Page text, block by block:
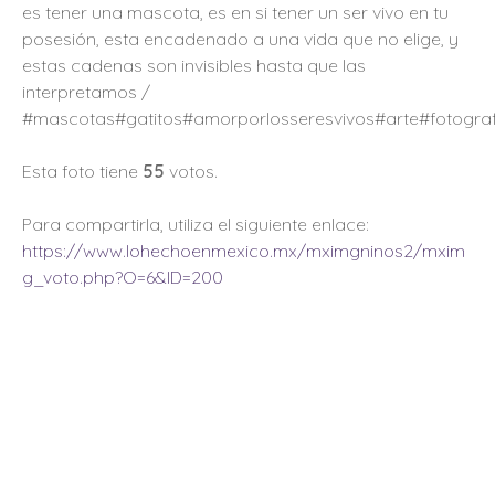
es tener una mascota, es en si tener un ser vivo en tu
posesión, esta encadenado a una vida que no elige, y
estas cadenas son invisibles hasta que las
interpretamos /
Esta foto tiene 55 votos.
Para compartirla, utiliza el siguiente enlace:
https://www.lohechoenmexico.mx/mximgninos2/mxim
g_voto.php?O=6&ID=200